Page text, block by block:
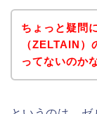
ちょっと疑問
（ZELTAIN
ってないのか